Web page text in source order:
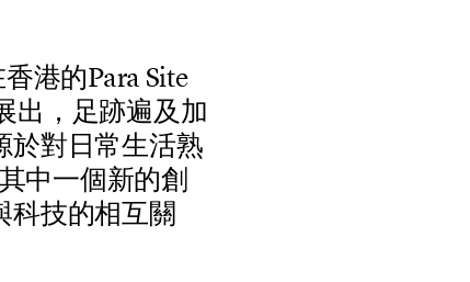
香港的Para Site
出 ， 足跡遍及加
於對日常生活熟
其中一個新的創
科技的相互關